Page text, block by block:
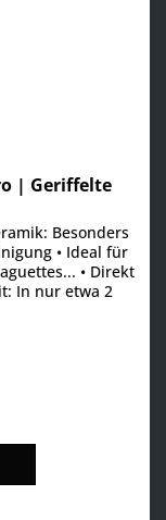
| Geriffelte
Besonders
• Ideal für
• Direkt
In nur etwa 2
bis in den Kern
Zeit...